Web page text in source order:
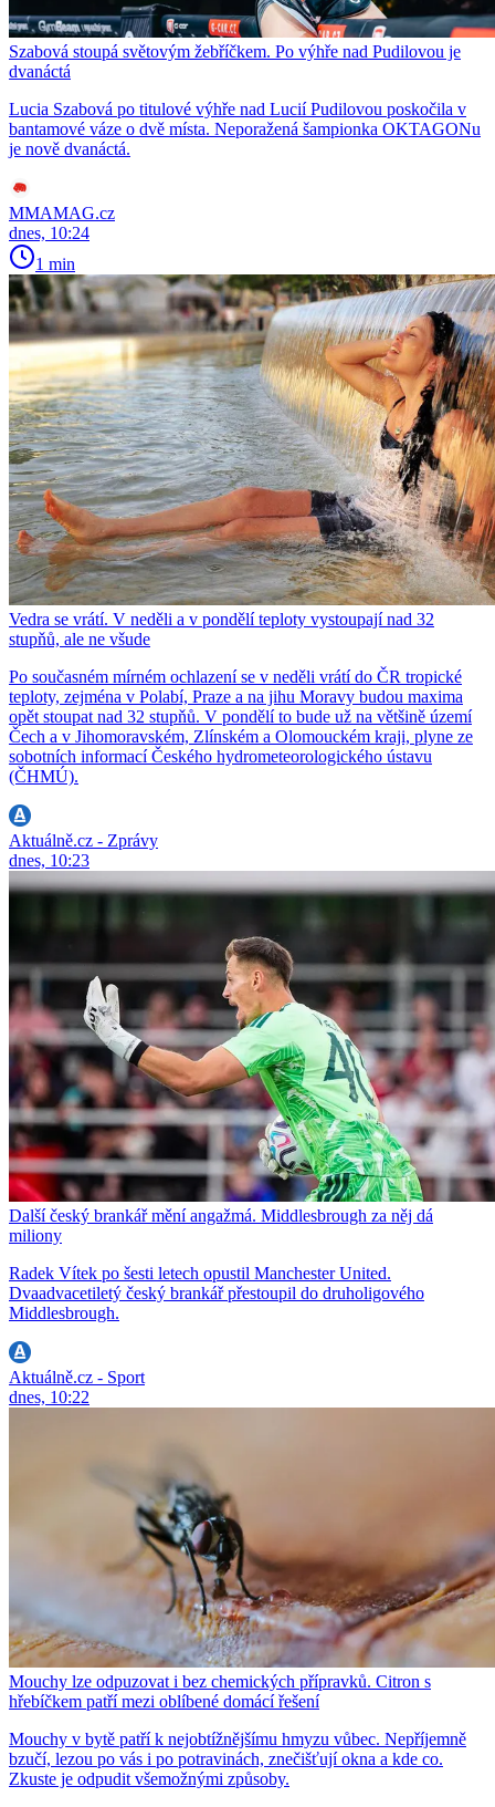
Szabová stoupá světovým žebříčkem. Po výhře nad Pudilovou je
dvanáctá
Lucia Szabová po titulové výhře nad Lucií Pudilovou poskočila v
bantamové váze o dvě místa. Neporažená šampionka OKTAGONu
je nově dvanáctá.
MMAMAG.cz
dnes, 10:24
1 min
Vedra se vrátí. V neděli a v pondělí teploty vystoupají nad 32
stupňů, ale ne všude
Po současném mírném ochlazení se v neděli vrátí do ČR tropické
teploty, zejména v Polabí, Praze a na jihu Moravy budou maxima
opět stoupat nad 32 stupňů. V pondělí to bude už na většině území
Čech a v Jihomoravském, Zlínském a Olomouckém kraji, plyne ze
sobotních informací Českého hydrometeorologického ústavu
(ČHMÚ).
Aktuálně.cz - Zprávy
dnes, 10:23
Další český brankář mění angažmá. Middlesbrough za něj dá
miliony
Radek Vítek po šesti letech opustil Manchester United.
Dvaadvacetiletý český brankář přestoupil do druholigového
Middlesbrough.
Aktuálně.cz - Sport
dnes, 10:22
Mouchy lze odpuzovat i bez chemických přípravků. Citron s
hřebíčkem patří mezi oblíbené domácí řešení
Mouchy v bytě patří k nejobtížnějšímu hmyzu vůbec. Nepříjemně
bzučí, lezou po vás i po potravinách, znečišťují okna a kde co.
Zkuste je odpudit všemožnými způsoby.